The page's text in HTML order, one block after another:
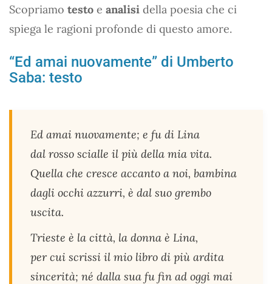
Scopriamo testo e analisi della poesia che ci
spiega le ragioni profonde di questo amore.
“Ed amai nuovamente” di Umberto
Saba: testo
Ed amai nuovamente; e fu di Lina
dal rosso scialle il più della mia vita.
Quella che cresce accanto a noi, bambina
dagli occhi azzurri, è dal suo grembo
uscita.
Trieste è la città, la donna è Lina,
per cui scrissi il mio libro di più ardita
sincerità; né dalla sua fu fin ad oggi mai